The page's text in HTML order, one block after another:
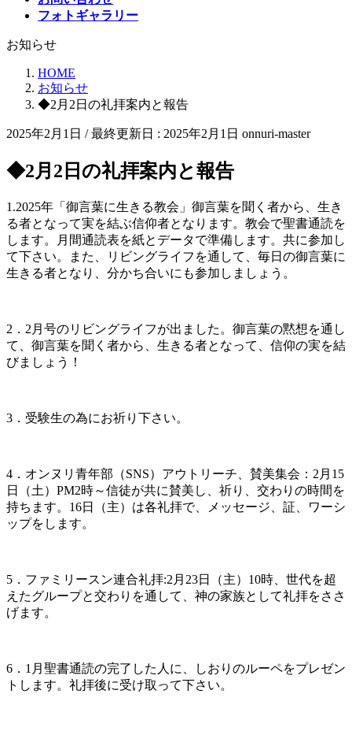
フォトギャラリー
お知らせ
HOME
お知らせ
◆2月2日の礼拝案内と報告
2025年2月1日 / 最終更新日 : 2025年2月1日 onnuri-master
◆2月2日の礼拝案内と報告
1.2025年「御言葉に生きる教会」御言葉を聞く者から、生き
る者となって実を結ぶ信仰者となります。教会で聖書通読を
します。月間通読表を紙とデータで準備します。共に参加し
て下さい。また、リビングライフを通して、毎日の御言葉に
生きる者となり、分かち合いにも参加しましょう。
2．2月号のリビングライフが出ました。御言葉の黙想を通し
て、御言葉を聞く者から、生きる者となって、信仰の実を結
びましょう！
3．受験生の為にお祈り下さい。
4．オンヌリ青年部（SNS）アウトリーチ、賛美集会：2月15
日（土）PM2時～信徒が共に賛美し、祈り、交わりの時間を
持ちます。16日（主）は各礼拝で、メッセージ、証、ワーシ
ップをします。
5．ファミリースン連合礼拝:2月23日（主）10時、世代を超
えたグループと交わりを通して、神の家族として礼拝をささ
げます。
6．1月聖書通読の完了した人に、しおりのルーペをプレゼン
トします。礼拝後に受け取って下さい。